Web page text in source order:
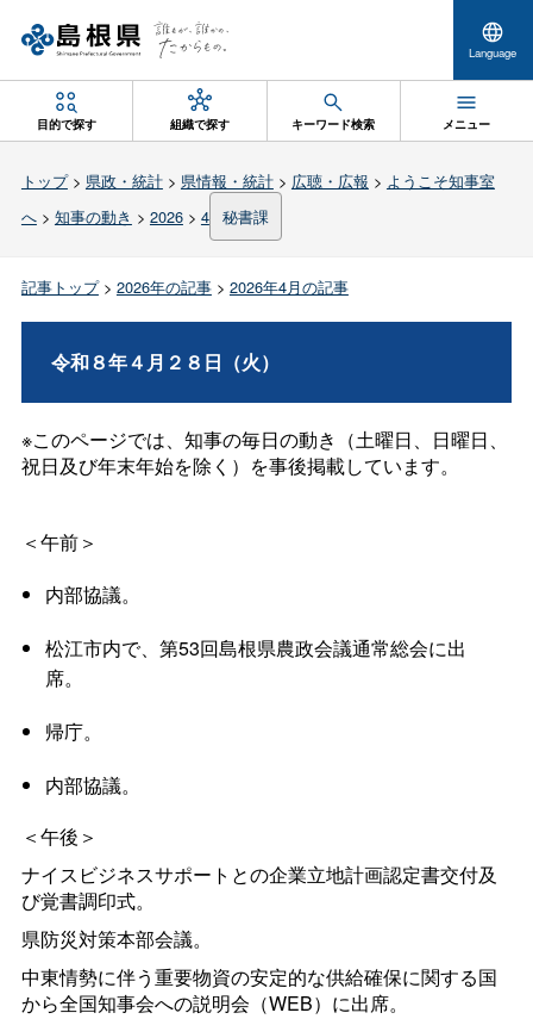
Language
目的で探す 組織で探す キーワード検索 メニュー
トップ> 県政・統計> 県情報・統計> 広聴・広報 > ようこそ知事室
へ> 知事の動き > 2026> 4 秘書課
記事トップ> 2026年の記事> 2026年4月の記事
令和８年４月２８日（火）
※このページでは、知事の毎日の動き（土曜日、日曜日、
祝日及び年末年始を除く）を事後掲載しています。
＜午前＞
内部協議。
松江市内で、第53回島根県農政会議通常総会に出
席。
帰庁。
内部協議。
＜午後＞
ナイスビジネスサポートとの企業立地計画認定書交付及
び覚書調印式。
県防災対策本部会議。
中東情勢に伴う重要物資の安定的な供給確保に関する国
から全国知事会への説明会（WEB）に出席。